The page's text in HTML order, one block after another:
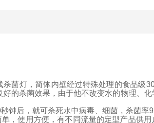
菌灯，简体内壁经过特殊处理的食品级
的杀菌效果，由于他不改变水的物理、
秒钟后，就可杀死水中病毒、细菌，杀菌率
，使用方便，有不同流量的定型产品供